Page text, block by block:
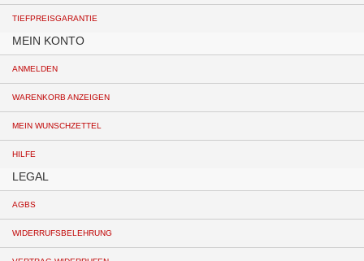
TIEFPREISGARANTIE
MEIN KONTO
ANMELDEN
WARENKORB ANZEIGEN
MEIN WUNSCHZETTEL
HILFE
LEGAL
AGBS
WIDERRUFSBELEHRUNG